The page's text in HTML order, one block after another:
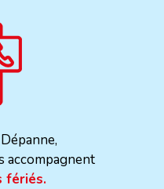
accompagnent
fériés.